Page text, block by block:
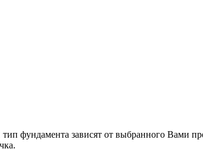
фундамента зависят от выбранного Вами